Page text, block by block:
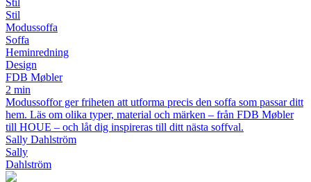
Stil
Stil
Modussoffa
Soffa
Heminredning
Design
FDB Møbler
2 min
Modussoffor ger friheten att utforma precis den soffa som passar ditt
hem. Läs om olika typer, material och märken – från FDB Møbler
till HOUE – och låt dig inspireras till ditt nästa soffval.
Sally Dahlström
Sally
Dahlström